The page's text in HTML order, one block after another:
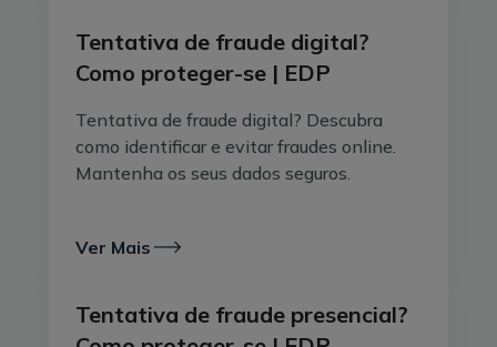
Tentativa de fraude digital?
Como proteger-se | EDP
Tentativa de fraude digital? Descubra
como identificar e evitar fraudes online.
Mantenha os seus dados seguros.
Ver Mais
Tentativa de fraude presencial?